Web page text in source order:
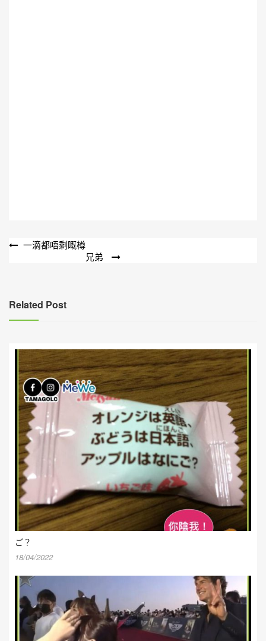
文
覽
一滴都唔剩嘅樽
兄弟
Related Post
ご？
18/04/2022